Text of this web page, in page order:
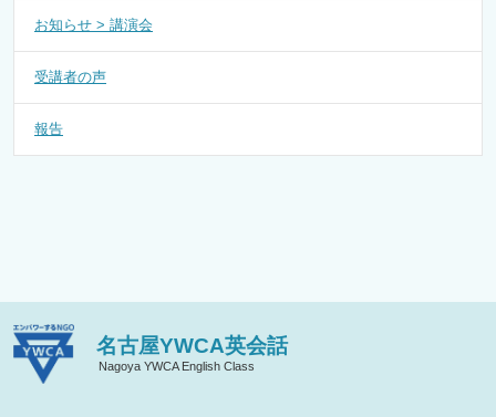
お知らせ > 講演会
受講者の声
報告
名古屋YWCA英会話
Nagoya YWCA English Class